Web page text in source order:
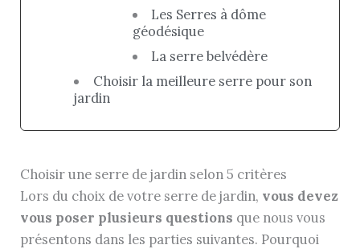
Les Serres à dôme
géodésique
La serre belvédère
Choisir la meilleure serre pour son
jardin
Choisir une serre de jardin selon 5 critères
Lors du choix de votre serre de jardin, vous devez
vous poser plusieurs questions que nous vous
présentons dans les parties suivantes. Pourquoi